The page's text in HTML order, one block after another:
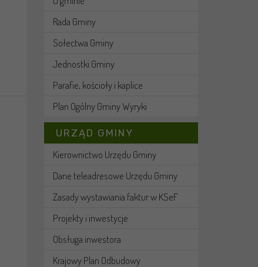
Rada Gminy
Sołectwa Gminy
Jednostki Gminy
Parafie, kościoły i kaplice
Plan Ogólny Gminy Wyryki
URZĄD GMINY
Kierownictwo Urzędu Gminy
Dane teleadresowe Urzędu Gminy
Zasady wystawiania faktur w KSeF
Projekty i inwestycje
Obsługa inwestora
Krajowy Plan Odbudowy